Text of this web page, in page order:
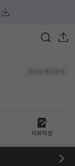
정보공개 미동의
리뷰작성